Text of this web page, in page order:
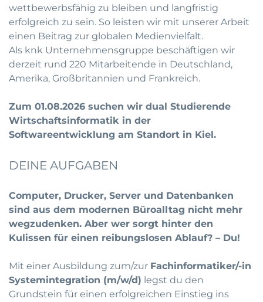
wettbewerbsfähig zu bleiben und langfristig
erfolgreich zu sein. So leisten wir mit unserer Arbeit
einen Beitrag zur globalen Medienvielfalt.
Als knk Unternehmensgruppe beschäftigen wir
derzeit rund 220 Mitarbeitende in Deutschland,
Amerika, Großbritannien und Frankreich.
Zum 01.08.2026 suchen wir dual Studierende
Wirtschaftsinformatik in der
Softwareentwicklung am Standort in Kiel.
DEINE AUFGABEN
Computer, Drucker, Server und Datenbanken
sind aus dem modernen Büroalltag nicht mehr
wegzudenken. Aber wer sorgt hinter den
Kulissen für einen reibungslosen Ablauf? – Du!
Mit einer Ausbildung zum/zur Fachinformatiker/-in
Systemintegration (m/w/d) legst du den
Grundstein für einen erfolgreichen Einstieg ins